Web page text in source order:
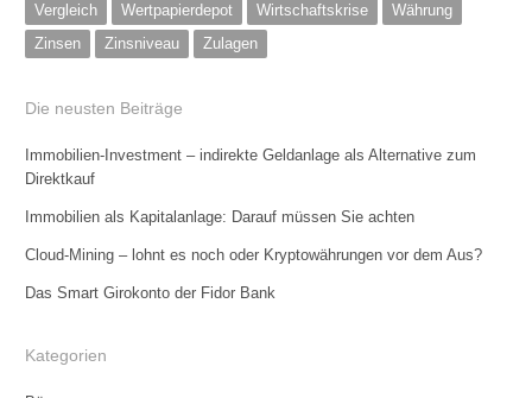
Vergleich
Wertpapierdepot Wirtschaftskrise
Währung
Zinsen
Zinsniveau Zulagen
Die neusten Beiträge
Immobilien-Investment – indirekte Geldanlage als Alternative zum
Direktkauf
Immobilien als Kapitalanlage: Darauf müssen Sie achten
Cloud-Mining – lohnt es noch oder Kryptowährungen vor dem Aus?
Das Smart Girokonto der Fidor Bank
Kategorien